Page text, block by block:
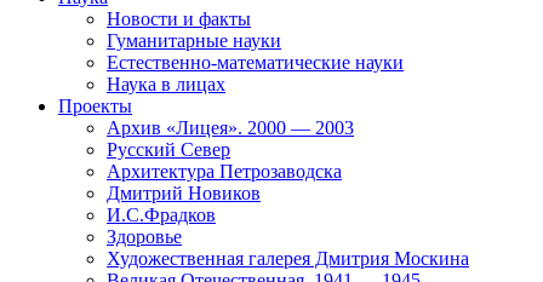
Новости и факты
Гуманитарные науки
Естественно-математические науки
Наука в лицах
Проекты
Архив «Лицея». 2000 — 2003
Русский Север
Архитектура Петрозаводска
Дмитрий Новиков
И.С.Фрадков
Здоровье
Художественная галерея Дмитрия Москина